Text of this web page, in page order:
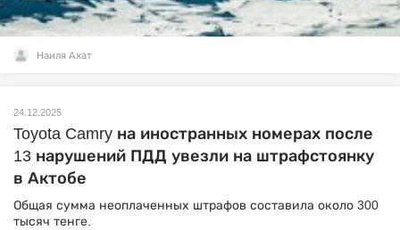
Наиля Ахат
24.12.2025
Toyota Camry на иностранных номерах после
13 нарушений ПДД увезли на штрафстоянку
в Актобе
Общая сумма неоплаченных штрафов составила около 300
тысяч тенге.